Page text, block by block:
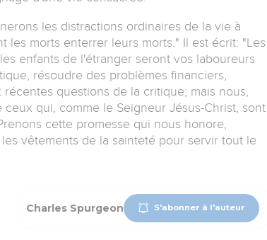
les distractions ordinaires de la vie à
les morts enterrer leurs morts." Il est écrit: "Les
enfants de l'étranger seront vos laboureurs
résoudre des problèmes financiers,
questions de la critique; mais nous,
qui, comme le Seigneur Jésus-Christ, sont
cette promesse qui nous honore,
vêtements de la sainteté pour servir tout le
Charles Spurgeon S'abonner à l'auteur